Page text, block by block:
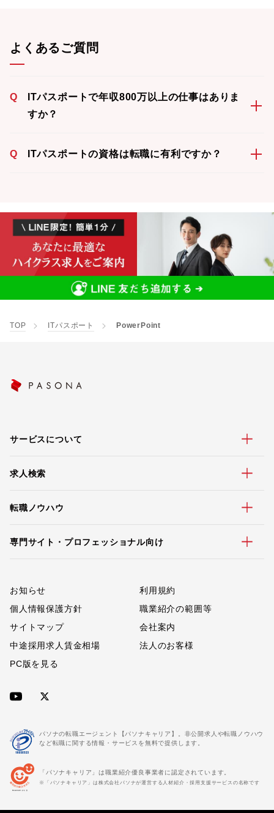
よくあるご質問
Q
ITパスポートで年収800万以上の仕事はありま
すか？
Q ITパスポートの資格は転職に有利ですか？
TOP ITパスポート PowerPoint
サービスについて
求人検索
転職ノウハウ
専門サイト・プロフェッショナル向け
お知らせ
利用規約
個人情報保護方針
職業紹介の範囲等
サイトマップ
会社案内
中途採用求人賃金相場
法人のお客様
PC版を見る
パソナの転職エージェント【パソナキャリア】。非公開求人や転職ノウハウ
など転職に関する情報・サービスを無料で提供します。
「パソナキャリア」は職業紹介優良事業者に認定されています。
※「パソナキャリア」は株式会社パソナが運営する人材紹介・採用支援サービスの名称です